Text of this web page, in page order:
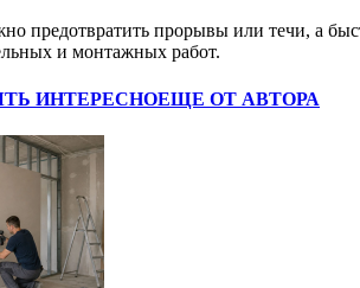
предотвратить прорывы или течи, а
и монтажных работ.
ИНТЕРЕСНОЕЩЕ ОТ АВТОРА